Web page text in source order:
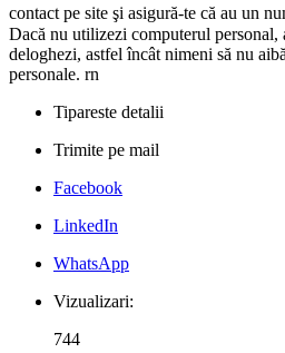
contact pe site şi asigură-te că au un
Dacă nu utilizezi computerul personal,
deloghezi, astfel încât nimeni să nu
personale. rn
Tipareste detalii
Trimite pe mail
Facebook
LinkedIn
WhatsApp
Vizualizari:
744